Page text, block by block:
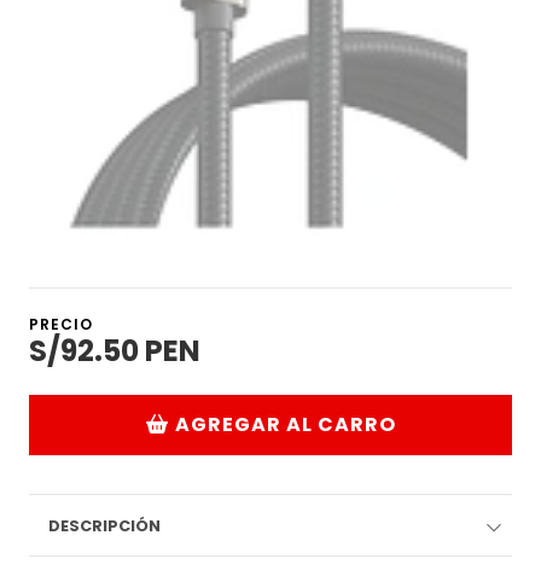
PRECIO
S/92.50 PEN
AGREGAR AL CARRO
DESCRIPCIÓN